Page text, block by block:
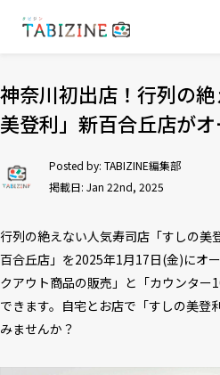
神奈川初出店！行列の
美登利」新百合丘店が
Posted by: TABIZINE編集部
掲載日: Jan 22nd, 2025
行列の絶えない人気寿司店「すしの美
百合丘店」を2025年1月17日(金)にオ
クアウト商品の販売」と「カウンター
できます。自宅とお店で「すしの美登
みませんか？